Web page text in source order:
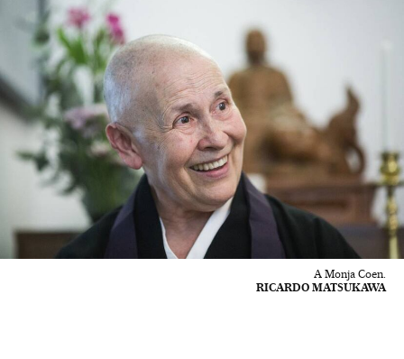
A Monja Coen.
RICARDO MATSUKAWA